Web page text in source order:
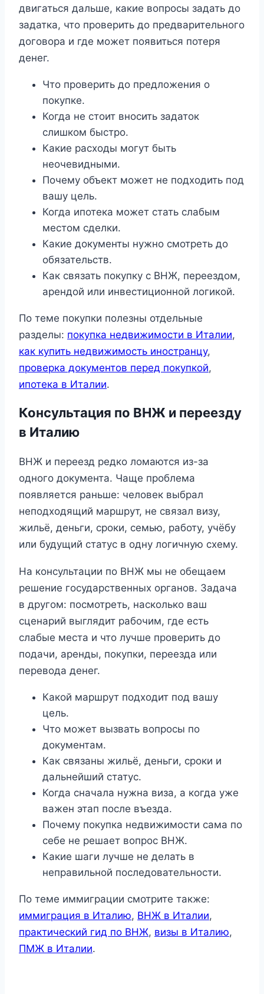
двигаться дальше, какие вопросы задать до
задатка, что проверить до предварительного
договора и где может появиться потеря
денег.
Что проверить до предложения о
покупке.
Когда не стоит вносить задаток
слишком быстро.
Какие расходы могут быть
неочевидными.
Почему объект может не подходить под
вашу цель.
Когда ипотека может стать слабым
местом сделки.
Какие документы нужно смотреть до
обязательств.
Как связать покупку с ВНЖ, переездом,
арендой или инвестиционной логикой.
По теме покупки полезны отдельные
разделы: покупка недвижимости в Италии,
как купить недвижимость иностранцу,
проверка документов перед покупкой,
ипотека в Италии.
Консультация по ВНЖ и переезду
в Италию
ВНЖ и переезд редко ломаются из-за
одного документа. Чаще проблема
появляется раньше: человек выбрал
неподходящий маршрут, не связал визу,
жильё, деньги, сроки, семью, работу, учёбу
или будущий статус в одну логичную схему.
На консультации по ВНЖ мы не обещаем
решение государственных органов. Задача
в другом: посмотреть, насколько ваш
сценарий выглядит рабочим, где есть
слабые места и что лучше проверить до
подачи, аренды, покупки, переезда или
перевода денег.
Какой маршрут подходит под вашу
цель.
Что может вызвать вопросы по
документам.
Как связаны жильё, деньги, сроки и
дальнейший статус.
Когда сначала нужна виза, а когда уже
важен этап после въезда.
Почему покупка недвижимости сама по
себе не решает вопрос ВНЖ.
Какие шаги лучше не делать в
неправильной последовательности.
По теме иммиграции смотрите также:
иммиграция в Италию, ВНЖ в Италии,
практический гид по ВНЖ, визы в Италию,
ПМЖ в Италии.